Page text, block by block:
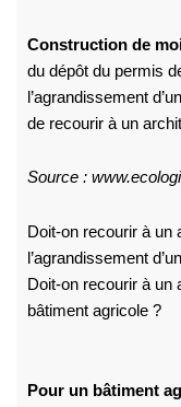
Construction de
du dépôt du permis
l’agrandissement
de recourir à un
Source :
Doit-on recourir à un
l’agrandissement
Doit-on recourir à un
bâtiment agricole ?
Pour un bâtiment